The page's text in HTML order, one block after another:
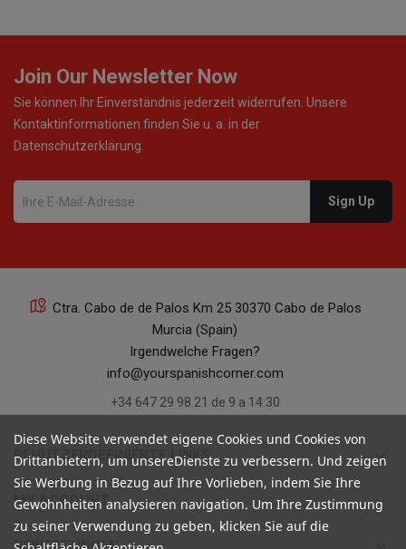
Join Our Newsletter Now
Sie können Ihr Einverständnis jederzeit widerrufen. Unsere
Kontaktinformationen finden Sie u. a. in der
Datenschutzerklärung.
Ctra. Cabo de de Palos Km 25 30370 Cabo de Palos
Murcia (Spain)
Irgendwelche Fragen?
info@yourspanishcorner.com
+34 647 29 98 21 de 9 a 14:30
BENUTZERDEFINIERTE LINKS keyboard_arrow_down
MY ACCOUNT keyboard_arrow_down
Diese Website verwendet eigene Cookies und Cookies von
Drittanbietern, um unsereDienste zu verbessern. Und zeigen
Sie Werbung in Bezug auf Ihre Vorlieben, indem Sie Ihre
Gewohnheiten analysieren navigation. Um Ihre Zustimmung
zu seiner Verwendung zu geben, klicken Sie auf die